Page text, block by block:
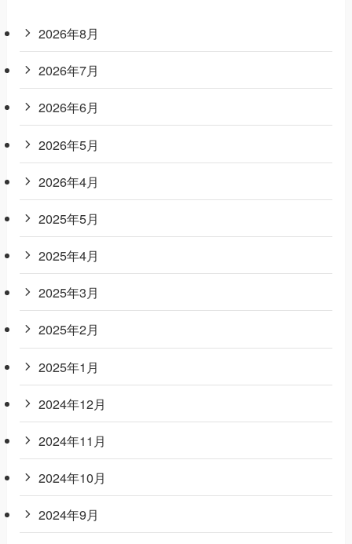
2026年8月
2026年7月
2026年6月
2026年5月
2026年4月
2025年5月
2025年4月
2025年3月
2025年2月
2025年1月
2024年12月
2024年11月
2024年10月
2024年9月